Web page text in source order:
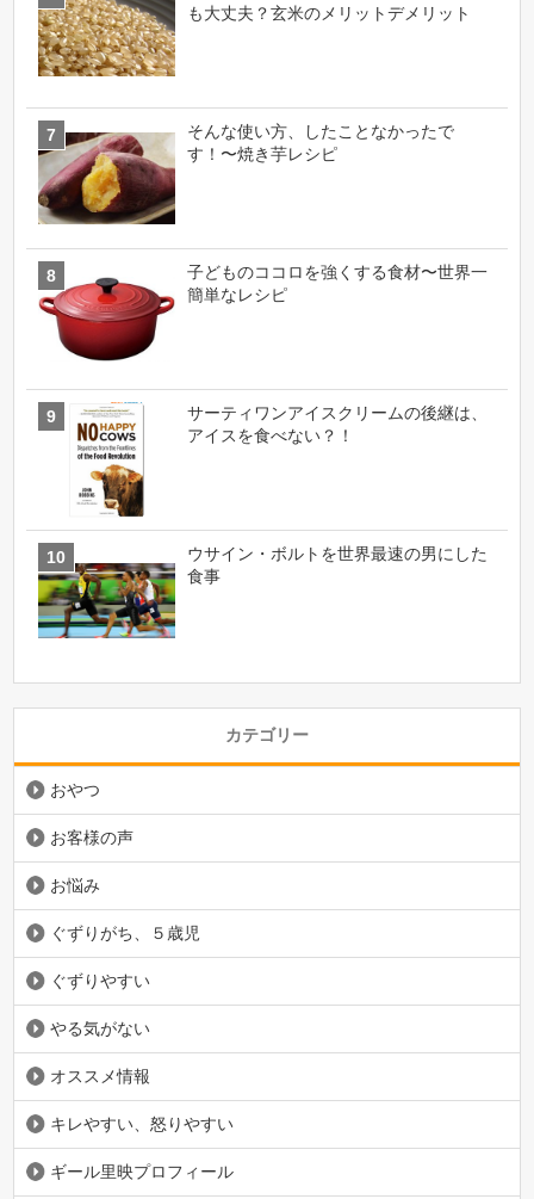
も大丈夫？玄米のメリットデメリット
そんな使い方、したことなかったで
す！〜焼き芋レシピ
子どものココロを強くする食材〜世界一
簡単なレシピ
サーティワンアイスクリームの後継は、
アイスを食べない？！
ウサイン・ボルトを世界最速の男にした
食事
カテゴリー
おやつ
お客様の声
お悩み
ぐずりがち、５歳児
ぐずりやすい
やる気がない
オススメ情報
キレやすい、怒りやすい
ギール里映プロフィール